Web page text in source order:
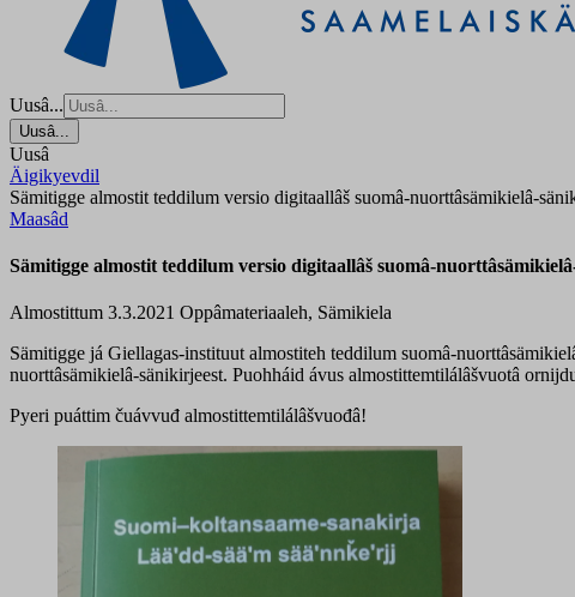
Uusâ...
Uusâ...
Uusâ
Äigikyevdil
Sämitigge almostit teddilum versio digitaallâš suomâ-nuorttâsämikielâ-
Maasâd
Sämitigge almostit teddilum versio digitaallâš suomâ-
Almostittum 3.3.2021 Oppâmateriaaleh, Sämikiela
Sämitigge já Giellagas-instituut almostiteh teddilum suomâ-
nuorttâsämikielâ-sänikirjeest. Puohháid ávus almostittemtilálâšvuotâ
Pyeri puáttim čuávvuđ almostittemtilálâšvuođâ!